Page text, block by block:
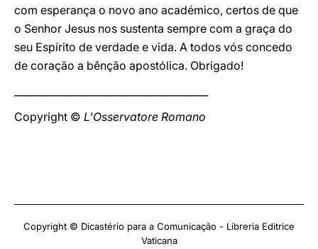
com esperança o novo ano académico, certos de que
o Senhor Jesus nos sustenta sempre com a graça do
seu Espírito de verdade e vida. A todos vós concedo
de coração a bênção apostólica. Obrigado!
Copyright © L'Osservatore Romano
Copyright © Dicastério para a Comunicação - Libreria Editrice
Vaticana